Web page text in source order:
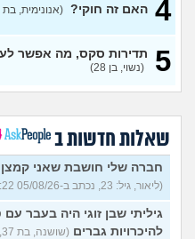
מפנטז על חבר טוב שלי
(רוויטל, בת 24)
בנות,אתן הייתן "מסדרות" את
אח שלכם במצב כזה?
(לוחם שקרוב ל'חרור, בן 21)
4 האם זה חוקי? (אנונימית, בת 25)
5 תדירות סקס, מה אפשר
(נשוי, בן 28)
שאלות חדשות ב
חברה שלי חושבת שאני
(ליאור, גיל: 23, נכתב ב-05/08/26 16:22)
גיליתי שבן זוגי היה בעבר עם
להיכרויות גברים (שושנה, בת 37, כתבה ב-05/08/26 16:13)